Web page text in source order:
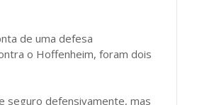
de uma defesa
o Hoffenheim, foram dois
seguro defensivamente, mas